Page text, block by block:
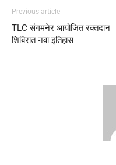
Previous article
TLC संगमनेर आयोजित रक्तदान
शिबिरात नवा इतिहास